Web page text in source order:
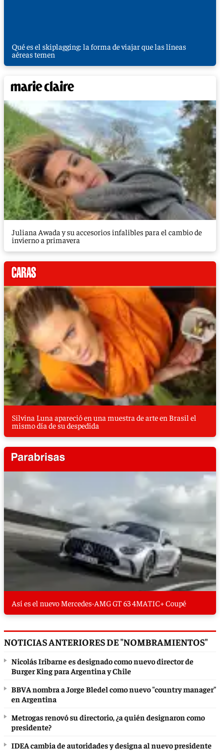
Qué es el skiplagging: la forma de viajar que las líneas
aéreas temen
Juliana Awada y su accesorios infalibles para el cambio de
invierno a primavera
Silvina Luna apareció en una muestra de arte en Brasil el
mismo día de su despedida
Así es el nuevo Mercedes-AMG GT 63 4MATIC+ Coupé
NOTICIAS ANTERIORES DE "NOMBRAMIENTOS"
Nicolás Iribarne es designado como nuevo director de
Burger King para Argentina y Chile
BBVA nombra a Jorge Bledel como nuevo "country manager"
en Argentina
Metrogas renovó su directorio, ¿a quién designaron como
presidente?
IDEA cambia de autoridades y designa al nuevo presidente